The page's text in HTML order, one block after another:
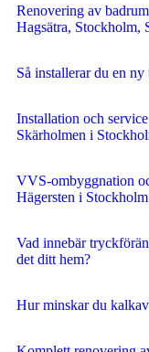
Renovering av
Hagsätra, Stockholm,
Så installerar du en
Installation och
Skärholmen i
VVS-ombyggnation
Hägersten i Stockholm
Vad innebär
det ditt hem?
Hur minskar du